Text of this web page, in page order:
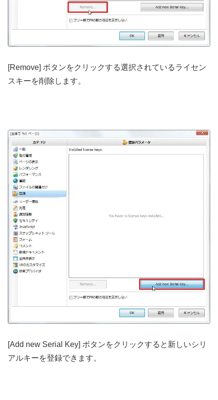
[Remove] ボタンをクリックする選択されているライセン
スキーを削除します。
[Add new Serial Key] ボタンをクリックすると新しいシリ
アルキーを登録できます。